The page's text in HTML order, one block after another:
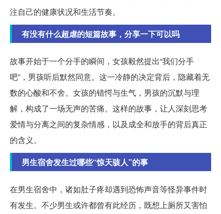
注自己的健康状况和生活节奏。
有没有什么超虐的短篇故事，分享一下可以吗
故事开始于一个分手的瞬间，女孩毅然提出“我们分手
吧”，男孩听后默然同意。这一冷静的决定背后，隐藏着无
数的心酸和不舍。女孩的错愕与生气，男孩的沉默与理
解，构成了一场无声的苦痛。这样的故事，让人深刻思考
爱情与分离之间的复杂情感，以及成全和放手的背后真正
的含义。
男生宿舍发生过哪些“惊天骇人”的事
在男生宿舍中，诸如肚子疼却遇到恐怖声音等怪异事件时
有发生。不少男生或许都曾有此经历，既想上厕所又害怕